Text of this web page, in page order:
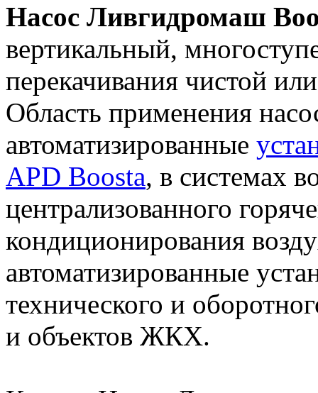
Насос Ливгидромаш
вертикальный,
перекачивания чистой
Область применения
автоматизированные
APD Boosta, в системах
централизованного
кондиционирования
автоматизированные
технического и
и объектов ЖКХ.